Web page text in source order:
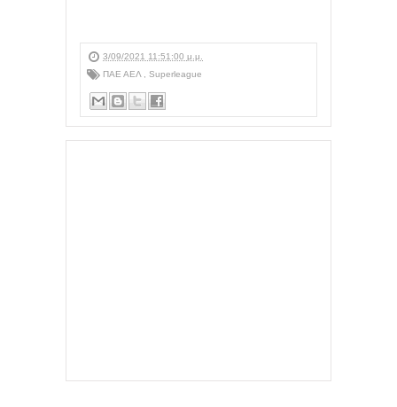
3/09/2021 11:51:00 μ.μ.
ΠΑΕ ΑΕΛ
Superleague